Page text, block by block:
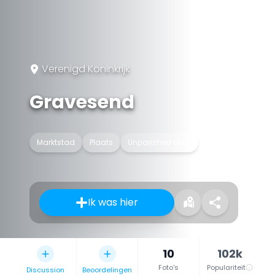
Verenigd Koninkrijk
Gravesend
Marktstad Plaats Unparished area
Ik was hier
Discussion Beoordelingen
10
Foto's
102k
Populariteit